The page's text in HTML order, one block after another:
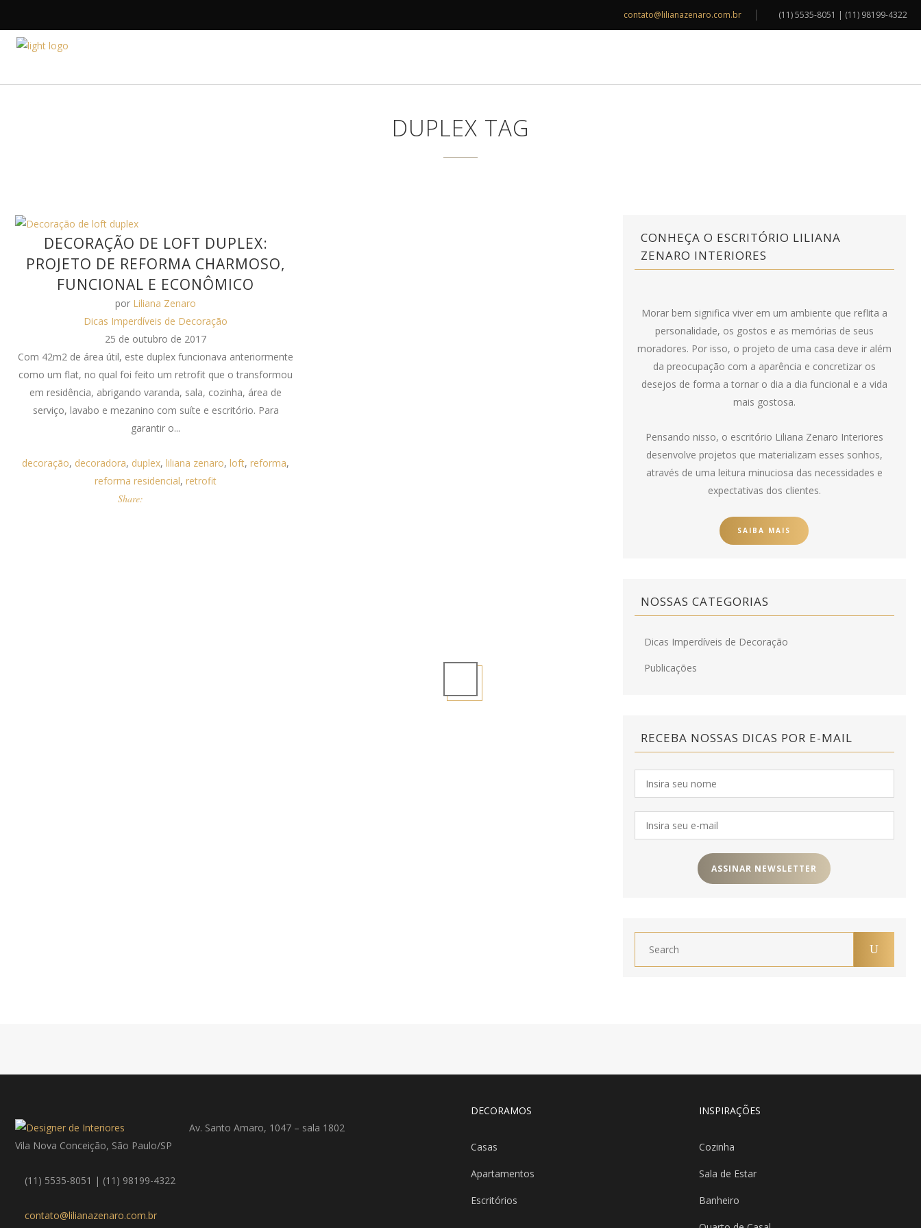
contato@lilianazenaro.com.br (11) 5535-8051 | (11) 98199-4322
DUPLEX TAG
DECORAÇÃO DE LOFT DUPLEX:
PROJETO DE REFORMA CHARMOSO,
FUNCIONAL E ECONÔMICO
por Liliana Zenaro
Dicas Imperdíveis de Decoração
25 de outubro de 2017
Com 42m2 de área útil, este duplex funcionava anteriormente
como um flat, no qual foi feito um retrofit que o transformou
em residência, abrigando varanda, sala, cozinha, área de
serviço, lavabo e mezanino com suíte e escritório. Para
garantir o...
decoração, decoradora, duplex,liliana zenaro,loft,reforma,
reforma residencial,retrofit
Share:
CONHEÇA O ESCRITÓRIO LILIANA
ZENARO INTERIORES
Morar bem significa viver em um ambiente que reflita a
personalidade, os gostos e as memórias de seus
moradores. Por isso, o projeto de uma casa deve ir além
da preocupação com a aparência e concretizar os
desejos de forma a tornar o dia a dia funcional e a vida
mais gostosa.
Pensando nisso, o escritório Liliana Zenaro Interiores
desenvolve projetos que materializam esses sonhos,
através de uma leitura minuciosa das necessidades e
expectativas dos clientes.
SAIBA MAIS
NOSSAS CATEGORIAS
Dicas Imperdíveis de Decoração
Publicações
RECEBA NOSSAS DICAS POR E-MAIL
Av. Santo Amaro, 1047 – sala 1802
Vila Nova Conceição, São Paulo/SP
(11) 5535-8051 | (11) 98199-4322
contato@lilianazenaro.com.br
DECORAMOS
Casas
Apartamentos
Escritórios
INSPIRAÇÕES
Cozinha
Sala de Estar
Banheiro